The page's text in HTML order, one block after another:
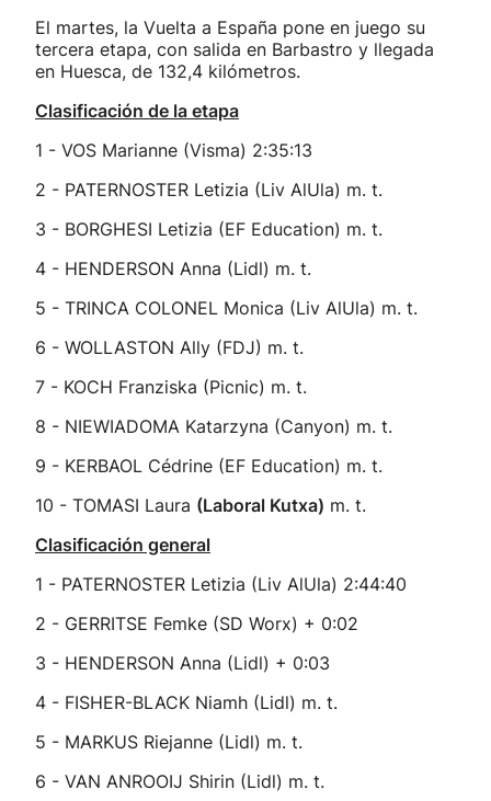
El martes, la Vuelta a España pone en juego su
tercera etapa, con salida en Barbastro y llegada
en Huesca, de 132,4 kilómetros.
Clasificación de la etapa
1 - VOS Marianne (Visma) 2:35:13
2 - PATERNOSTER Letizia (Liv AlUla) m. t.
3 - BORGHESI Letizia (EF Education) m. t.
4 - HENDERSON Anna (Lidl) m. t.
5 - TRINCA COLONEL Monica (Liv AlUla) m. t.
6 - WOLLASTON Ally (FDJ) m. t.
7 - KOCH Franziska (Picnic) m. t.
8 - NIEWIADOMA Katarzyna (Canyon) m. t.
9 - KERBAOL Cédrine (EF Education) m. t.
10 - TOMASI Laura (Laboral Kutxa) m. t.
Clasificación general
1 - PATERNOSTER Letizia (Liv AlUla) 2:44:40
2 - GERRITSE Femke (SD Worx) + 0:02
3 - HENDERSON Anna (Lidl) + 0:03
4 - FISHER-BLACK Niamh (Lidl) m. t.
5 - MARKUS Riejanne (Lidl) m. t.
6 - VAN ANROOIJ Shirin (Lidl) m. t.